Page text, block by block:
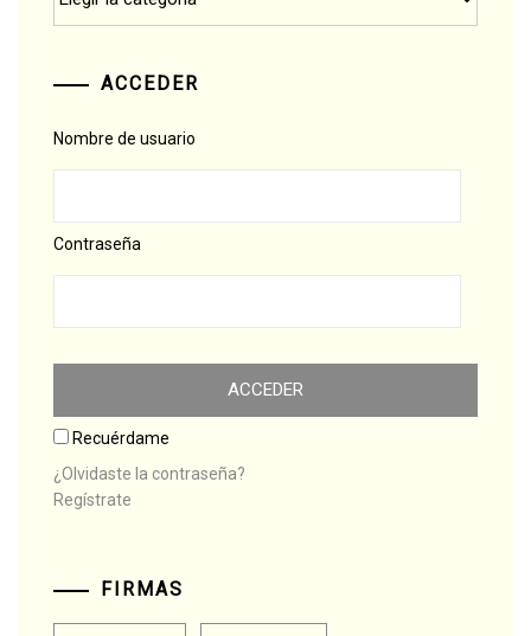
ACCEDER
Nombre de usuario
Contraseña
Recuérdame
¿Olvidaste la contraseña?
Regístrate
FIRMAS